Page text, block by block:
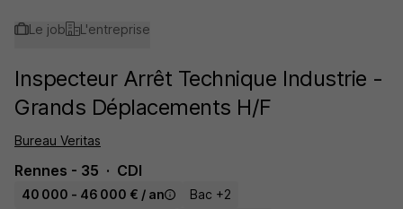
Le job L'entreprise
Inspecteur Arrêt Technique Industrie -
Grands Déplacements H/F
Bureau Veritas
Rennes - 35 CDI
40 000 - 46 000 € / an
Bac +2